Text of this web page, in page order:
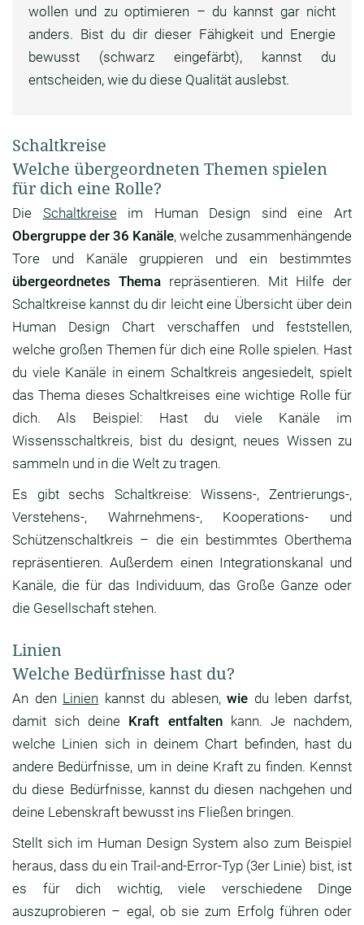
wollen und zu optimieren – du kannst gar nicht
anders. Bist du dir dieser Fähigkeit und Energie
bewusst (schwarz eingefärbt), kannst du
entscheiden, wie du diese Qualität auslebst.
Schaltkreise
Welche übergeordneten Themen spielen
für dich eine Rolle?
Die Schaltkreiseim Human Design sind eine Art
Obergruppe der 36 Kanäle, welche zusammenhängende
Tore und Kanäle gruppieren und ein bestimmtes
übergeordnetes Thema repräsentieren. Mit Hilfe der
Schaltkreise kannst du dir leicht eine Übersicht über dein
Human Design Chart verschaffen und feststellen,
welche großen Themen für dich eine Rolle spielen. Hast
du viele Kanäle in einem Schaltkreis angesiedelt, spielt
das Thema dieses Schaltkreises eine wichtige Rolle für
dich. Als Beispiel: Hast du viele Kanäle im
Wissensschaltkreis, bist du designt, neues Wissen zu
sammeln und in die Welt zu tragen.
Es gibt sechs Schaltkreise: Wissens-, Zentrierungs-,
Verstehens-, Wahrnehmens-, Kooperations- und
Schützenschaltkreis – die ein bestimmtes Oberthema
repräsentieren. Außerdem einen Integrationskanal und
Kanäle, die für das Individuum, das Große Ganze oder
die Gesellschaft stehen.
Linien
Welche Bedürfnisse hast du?
An den Linien kannst du ablesen,wie du leben darfst,
damit sich deine Kraft entfaltenkann. Je nachdem,
welche Linien sich in deinem Chart befinden, hast du
andere Bedürfnisse, um in deine Kraft zu finden. Kennst
du diese Bedürfnisse, kannst du diesen nachgehen und
deine Lebenskraft bewusst ins Fließen bringen.
Stellt sich im Human Design System also zum Beispiel
heraus, dass du ein Trail-and-Error-Typ (3er Linie) bist, ist
es für dich wichtig, viele verschiedene Dinge
auszuprobieren – egal, ob sie zum Erfolg führen oder